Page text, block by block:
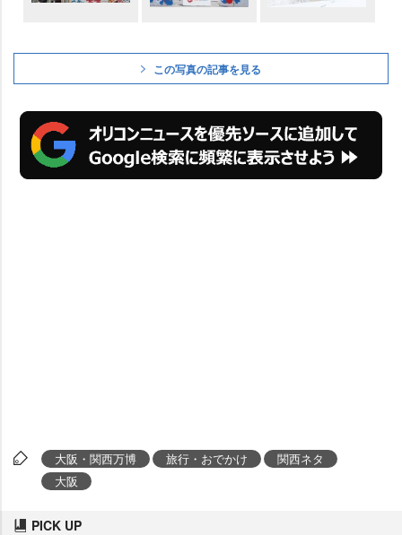
この写真の記事を見る
大阪・関西万博 旅行・おでかけ
関西ネタ
大阪
PICK UP